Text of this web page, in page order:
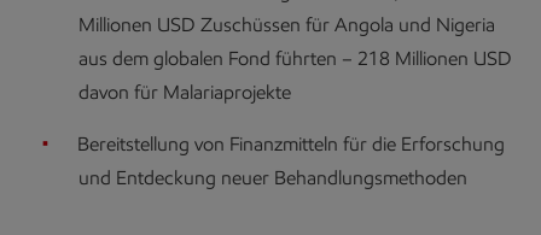
Millionen USD Zuschüssen für Angola und Nigeria
aus dem globalen Fond führten – 218 Millionen USD
davon für Malariaprojekte
Bereitstellung von Finanzmitteln für die Erforschung
und Entdeckung neuer Behandlungsmethoden